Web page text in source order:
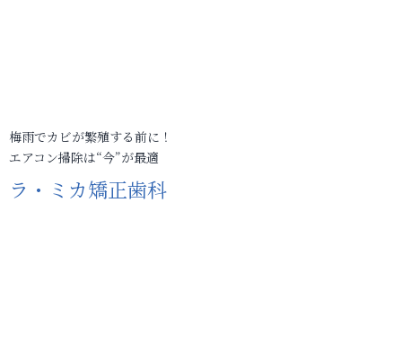
梅雨でカビが繁殖する前に！
エアコン掃除は“今”が最適
ラ・ミカ矯正歯科